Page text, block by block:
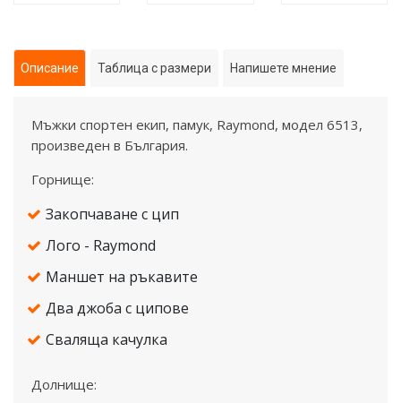
Описание Таблица с размери Напишете мнение
Mъжки спортен екип, памук, Raymond, модел 6513,
произведен в България.
Горнище:
Закопчаване с цип
Лого - Raymond
Маншет на ръкавите
Два джоба с ципове
Сваляща качулка
Долнище: